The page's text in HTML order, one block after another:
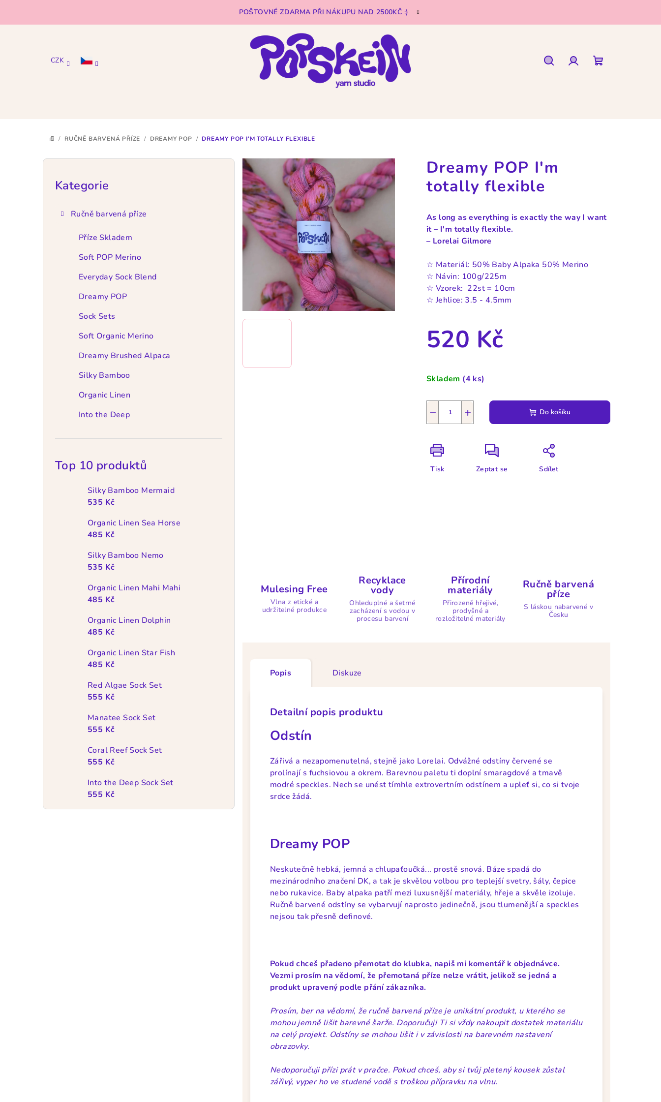
POŠTOVNÉ ZDARMA PŘI NÁKUPU NAD 2500KČ :)
CZK
DOMŮ
/ RUČNĚ BARVENÁ PŘÍZE / DREAMY POP / DREAMY POP I'M TOTALLY FLEXIBLE
P
Přeskočit
Kategorie
Ručně barvená příze
Příze Skladem
Soft POP Merino
Everyday Sock Blend
Dreamy POP
Sock Sets
Soft Organic Merino
Dreamy Brushed Alpaca
Silky Bamboo
Organic Linen
Into the Deep
Top 10 produktů
Silky Bamboo Mermaid
535 Kč
Organic Linen Sea Horse
485 Kč
Silky Bamboo Nemo
535 Kč
Organic Linen Mahi Mahi
485 Kč
Organic Linen Dolphin
485 Kč
Organic Linen Star Fish
485 Kč
Red Algae Sock Set
555 Kč
Manatee Sock Set
555 Kč
Coral Reef Sock Set
555 Kč
Into the Deep Sock Set
555 Kč
Dreamy POP I'm
totally flexible
As long as everything is exactly the way I want
it– I'm totally flexible.
– Lorelai Gilmore
☆ Materiál: 50% Baby Alpaka 50% Merino
☆ Návin: 100g/225m
☆ Vzorek: 22st = 10cm
☆ Jehlice: 3.5 - 4.5mm
520 Kč
cena:
Skladem (4 ks)
+
− Do košíku
Tisk Zeptat se Sdílet
Mulesing Free
Vlna z etické a
udržitelné produkce
Recyklace
vody
Ohleduplné a šetrné
zacházení s vodou v
procesu barvení
Přírodní
materiály
Přirozeně hřejivé,
prodyšné a
rozložitelné materiály
Ručně barvená
příze
S láskou nabarvené v
Česku
Popis Diskuze
Detailní popis produktu
Odstín
Zářivá a nezapomenutelná, stejně jako Lorelai. Odvážné odstíny červené se
prolínají s fuchsiovou a okrem. Barevnou paletu ti doplní smaragdové a tmavě
modré speckles. Nech se unést tímhle extrovertním odstínem a upleť si, co si tvoje
srdce žádá.
Dreamy POP
Neskutečně hebká, jemná a chlupaťoučká... prostě snová. Báze spadá do
mezinárodního značení DK, a tak je skvělou volbou pro teplejší svetry, šály, čepice
nebo rukavice. Baby alpaka patří mezi luxusnější materiály, hřeje a skvěle izoluje.
Ručně barvené odstíny se vybarvují naprosto jedinečně, jsou tlumenější a speckles
nejsou tak přesně definové.
Pokud chceš přadeno přemotat do klubka, napiš mi komentář k objednávce.
Vezmi prosím na vědomí, že přemotaná příze nelze vrátit, jelikož se jedná a
produkt upravený podle přání zákazníka.
Prosím, ber na vědomí, že ručně barvená příze je unikátní produkt, u kterého se
mohou jemně lišit barevné šarže. Doporučuji Ti si vždy nakoupit dostatek materiálu
na celý projekt. Odstíny se mohou lišit i v závislosti na barevném nastavení
obrazovky.
Nedoporučuji přízi prát v pračce. Pokud chceš, aby si tvůj pletený kousek zůstal
zářivý, vyper ho ve studené vodě s troškou přípravku na vlnu.